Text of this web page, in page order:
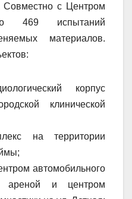
с Центром
469 испытаний
материалов.
корпус
клинической
на территории
автомобильного
ареной и центром